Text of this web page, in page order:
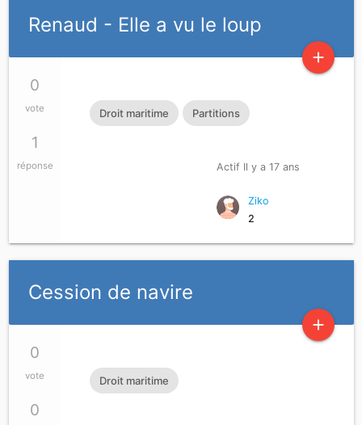
Renaud - Elle a vu le loup
add
0
vote
1
réponse
Droit maritime Partitions
Actif Il y a 17 ans
Ziko
2
Cession de navire
add
0
vote
0
Droit maritime